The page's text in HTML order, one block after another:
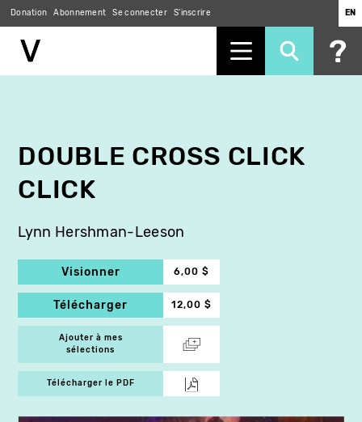
Donation Abonnement Se connecter S'inscrire EN
DOUBLE CROSS CLICK
CLICK
Lynn Hershman-Leeson
Visionner 6,00 $
Télécharger 12,00 $
Ajouter à mes
sélections
Télécharger le PDF